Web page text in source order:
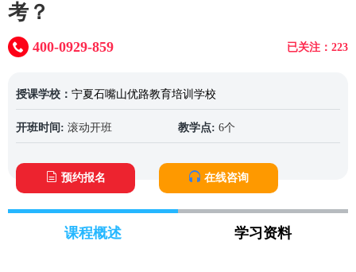
考？
已关注：223
400-0929-859
授课学校： 宁夏石嘴山优路教育培训学校
开班时间: 滚动开班 教学点: 6个
预约报名 在线咨询
课程概述 学习资料